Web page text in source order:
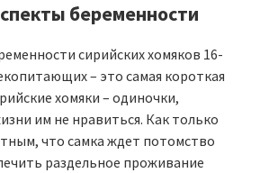
беременности
сирийских хомяков 16-
– это самая короткая
хомяки – одиночки,
им не нравиться. Как только
что самка ждет потомство
раздельное проживание